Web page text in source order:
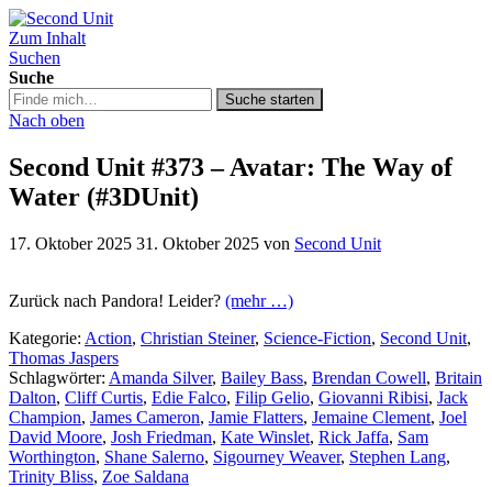
Second Unit
Zum Inhalt
Suchen
Suche
Suche
in
podcast.de/
Suche starten
Nach oben
Second Unit #373 – Avatar: The Way of
Water (#3DUnit)
17. Oktober 2025 31. Oktober 2025 von Second Unit
Zurück nach Pandora! Leider? (mehr …)
Kategorie: Action, Christian Steiner, Science-Fiction, Second Unit,
Thomas Jaspers
Schlagwörter: Amanda Silver, Bailey Bass, Brendan Cowell, Britain
Dalton, Cliff Curtis, Edie Falco, Filip Gelio, Giovanni Ribisi, Jack
Champion, James Cameron, Jamie Flatters, Jemaine Clement, Joel
David Moore, Josh Friedman, Kate Winslet, Rick Jaffa, Sam
Worthington, Shane Salerno, Sigourney Weaver, Stephen Lang,
Trinity Bliss, Zoe Saldana